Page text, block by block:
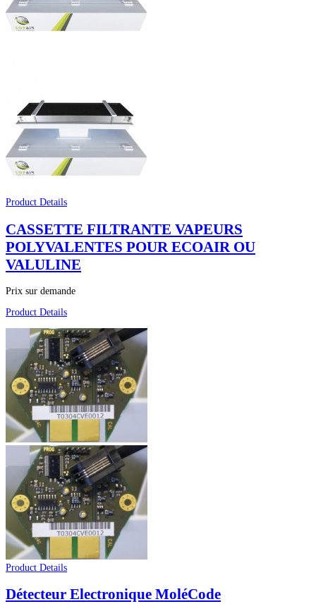
Product Details
CASSETTE FILTRANTE VAPEURS
POLYVALENTES POUR ECOAIR OU
VALULINE
Prix sur demande
Product Details
Product Details
Détecteur Electronique MoléCode